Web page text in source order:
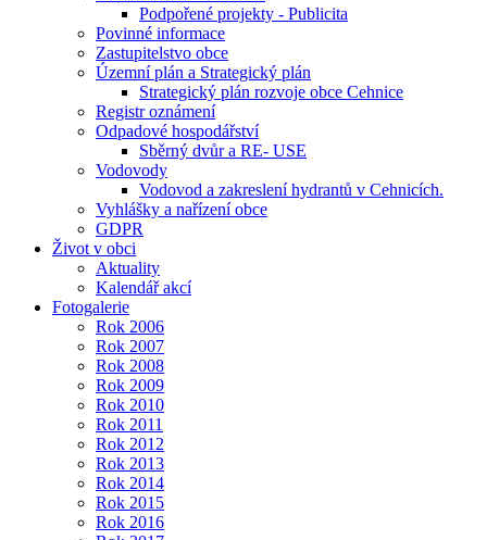
Podpořené projekty - Publicita
Povinné informace
Zastupitelstvo obce
Územní plán a Strategický plán
Strategický plán rozvoje obce Cehnice
Registr oznámení
Odpadové hospodářství
Sběrný dvůr a RE- USE
Vodovody
Vodovod a zakreslení hydrantů v Cehnicích.
Vyhlášky a nařízení obce
GDPR
Život v obci
Aktuality
Kalendář akcí
Fotogalerie
Rok 2006
Rok 2007
Rok 2008
Rok 2009
Rok 2010
Rok 2011
Rok 2012
Rok 2013
Rok 2014
Rok 2015
Rok 2016